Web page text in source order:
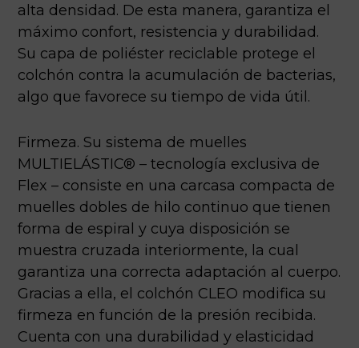
alta densidad. De esta manera, garantiza el
máximo confort, resistencia y durabilidad.
Su capa de poliéster reciclable protege el
colchón contra la acumulación de bacterias,
algo que favorece su tiempo de vida útil.
Firmeza. Su sistema de muelles
MULTIELÁSTIC® – tecnología exclusiva de
Flex – consiste en una carcasa compacta de
muelles dobles de hilo continuo que tienen
forma de espiral y cuya disposición se
muestra cruzada interiormente, la cual
garantiza una correcta adaptación al cuerpo.
Gracias a ella, el colchón CLEO modifica su
firmeza en función de la presión recibida.
Cuenta con una durabilidad y elasticidad